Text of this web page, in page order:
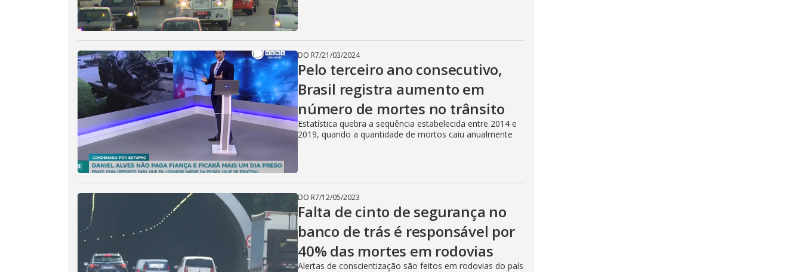
DO R7/21/03/2024
Pelo terceiro ano consecutivo,
Brasil registra aumento em
número de mortes no trânsito
Estatística quebra a sequência estabelecida entre 2014 e
2019, quando a quantidade de mortos caiu anualmente
DO R7/12/05/2023
Falta de cinto de segurança no
banco de trás é responsável por
40% das mortes em rodovias
Alertas de conscientização são feitos em rodovias do país